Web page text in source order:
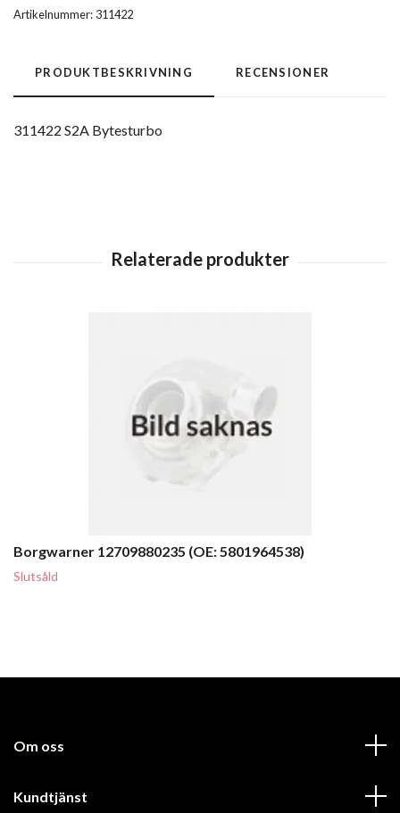
Artikelnummer: 311422
PRODUKTBESKRIVNING RECENSIONER
311422 S2A Bytesturbo
Borgwarner 12709880235 (OE: 5801964538)
Slutsåld
Om oss
Kundtjänst